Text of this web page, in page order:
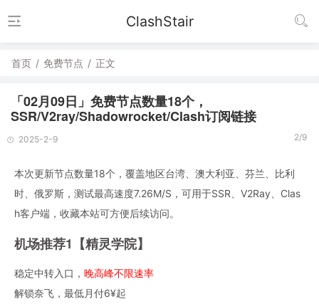
ClashStair
首页 / 免费节点 / 正文
「02月09日」免费节点数量18个，
SSR/V2ray/Shadowrocket/Clash订阅链接
2025-2-9 2/9
本次更新节点数量18个，覆盖地区台湾、澳大利亚、芬兰、比利
时、俄罗斯，测试最高速度7.26M/S，可用于SSR、V2Ray、Clas
h客户端，收藏本站可方便后续访问。
机场推荐1【精灵学院】
稳定中转入口， 晚高峰不限速率
解锁奈飞，最低月付6¥起